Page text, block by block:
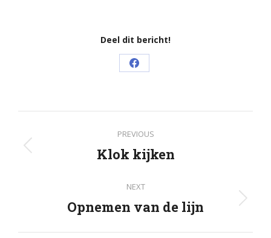
Deel dit bericht!
Share
Facebook
navigation
PREVIOUS
Previous
Klok kijken
NEXT
Next
Opnemen van de lijn